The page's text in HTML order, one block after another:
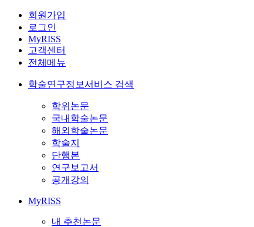
회원가입
로그인
MyRISS
고객센터
전체메뉴
학술연구정보서비스 검색
학위논문
국내학술논문
해외학술논문
학술지
단행본
연구보고서
공개강의
MyRISS
내 추천논문